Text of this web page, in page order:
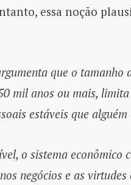
essa noção
que o tamanho
mil anos ou mais,
estáveis que alguém
o sistema econômico
negócios e as